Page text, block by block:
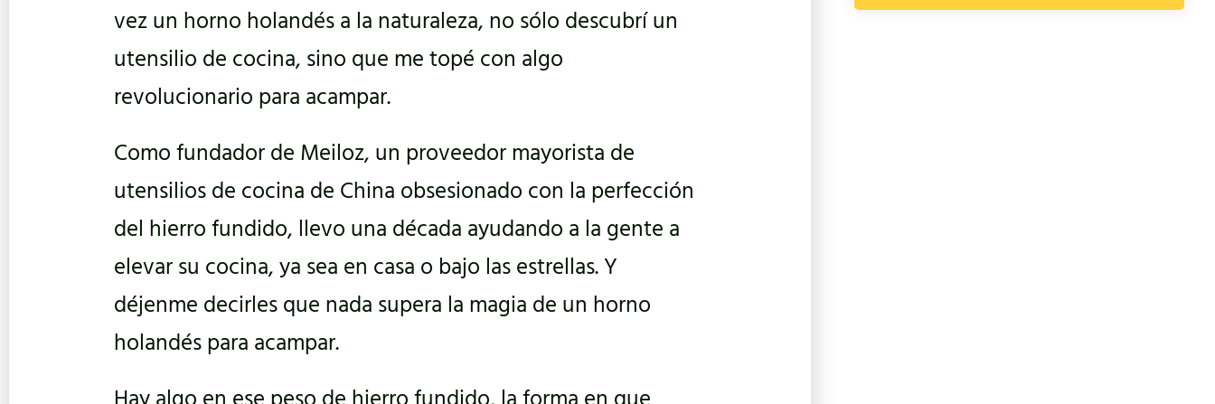
vez un horno holandés a la naturaleza, no sólo descubrí un
utensilio de cocina, sino que me topé con algo
revolucionario para acampar.
Como fundador de Meiloz, un proveedor mayorista de
utensilios de cocina de China obsesionado con la perfección
del hierro fundido, llevo una década ayudando a la gente a
elevar su cocina, ya sea en casa o bajo las estrellas. Y
déjenme decirles que nada supera la magia de un horno
holandés para acampar.